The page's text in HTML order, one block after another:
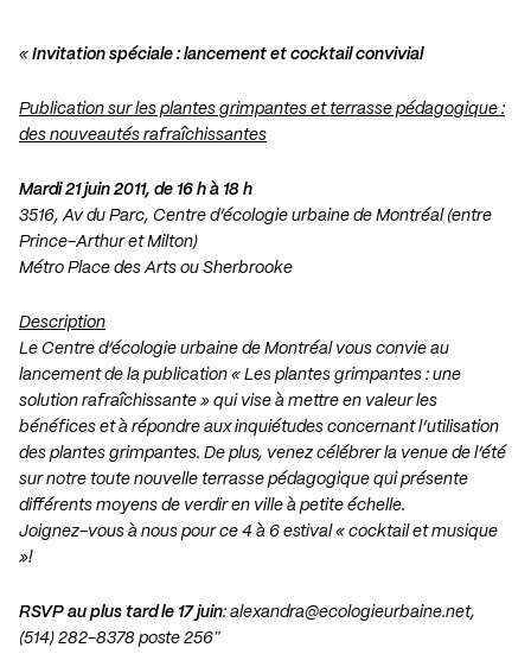
« Invitation spéciale : lancement et cocktail convivial
Publication sur les plantes grimpantes et terrasse pédagogique :
des nouveautés rafraîchissantes
Mardi 21 juin 2011, de 16 h à 18 h
3516, Av du Parc, Centre d’écologie urbaine de Montréal (entre
Prince-Arthur et Milton)
Métro Place des Arts ou Sherbrooke
Description
Le Centre d’écologie urbaine de Montréal vous convie au
lancement de la publication « Les plantes grimpantes : une
solution rafraîchissante » qui vise à mettre en valeur les
bénéfices et à répondre aux inquiétudes concernant l’utilisation
des plantes grimpantes. De plus, venez célébrer la venue de l’été
sur notre toute nouvelle terrasse pédagogique qui présente
différents moyens de verdir en ville à petite échelle.
Joignez-vous à nous pour ce 4 à 6 estival « cocktail et musique
»!
RSVP au plus tard le 17 juin: alexandra@ecologieurbaine.net,
(514) 282-8378 poste 256″